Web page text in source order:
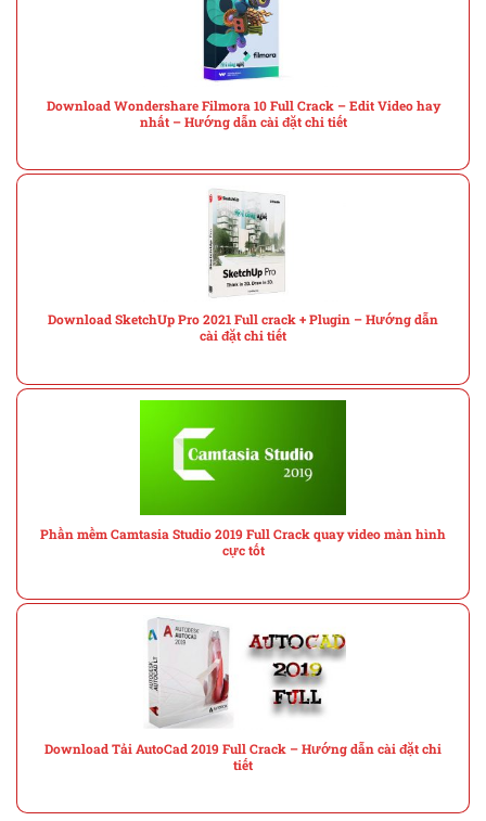
Download Wondershare Filmora 10 Full Crack – Edit Video hay
nhất – Hướng dẫn cài đặt chi tiết
Download SketchUp Pro 2021 Full crack + Plugin – Hướng dẫn
cài đặt chi tiết
Phần mềm Camtasia Studio 2019 Full Crack quay video màn hình
cực tốt
Download Tải AutoCad 2019 Full Crack – Hướng dẫn cài đặt chi
tiết